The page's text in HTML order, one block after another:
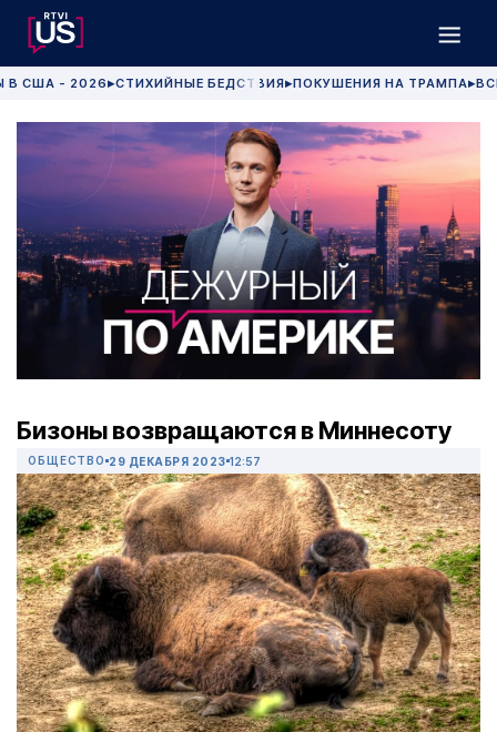
В США - 2026 ▶СТИХИЙНЫЕ БЕДСТВИЯ▶ПОКУШЕНИЯ НА ТРАМПА▶
Бизоны возвращаются в Миннесоту
ОБЩЕСТВО 29 ДЕКАБРЯ 2023 12:57